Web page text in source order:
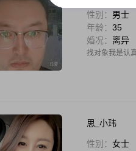
性别： 男士
年龄： 35
婚况： 离异
找对象我是认
思_小玮
性别： 女士